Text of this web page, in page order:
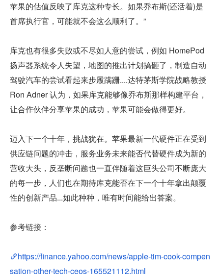
苹果的估值反映了库克这种专长。如果乔布斯(还活着)是
首席执行官，可能就不会这么顺利了。”
库克也有很多失败或不尽如人意的尝试，例如 HomePod
扬声器系统令人失望，地图的推出计划搞砸了，制造自动
驾驶汽车的尝试看起来步履蹒跚....达特茅斯学院战略教授
Ron Adner 认为，如果库克能够像乔布斯那样构建平台，
让合作伙伴分享苹果的成功，苹果可能会做得更好。
迈入下一个十年，挑战犹在。苹果最新一代硬件正在受到
供应链问题的冲击，服务业务未来能否代替硬件成为新的
营收大头，反垄断问题也一直伴随着这巨头公司不断庞大
的每一步，人们也在期待库克能否在下一个十年拿出颠覆
性的创新产品...如此种种，唯有时间能给出答案。
参考链接：
https://finance.yahoo.com/news/apple-tim-cook-compen
sation-other-tech-ceos-165521112.html